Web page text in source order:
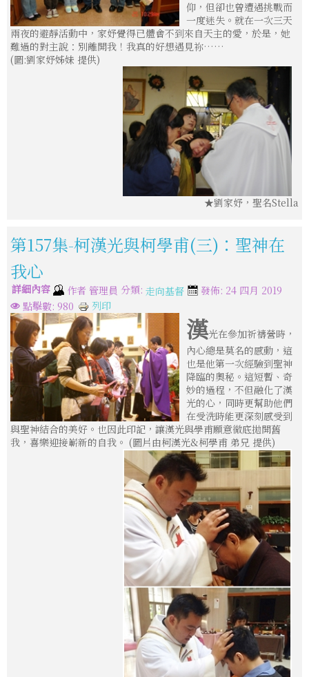
仰，但卻也曾遭遇挑戰而
一度迷失。就在一次三天
兩夜的避靜活動中，家妤覺得已體會不到來自天主的愛，於是，她
難過的對主說：別離開我！我真的好想遇見祢……
(圖:劉家妤姊妹 提供)
★劉家妤，聖名Stella
第157集-柯漢光與柯學甫(三)：聖神在
我心
詳細內容 作者 管理員 分類: 走向基督
發佈: 24 四月 2019
點擊數: 980
列印
漢光在參加祈禱營時，
內心總是莫名的感動，這
也是他第一次經驗到聖神
降臨的奧秘。這短暫、奇
妙的過程，不但融化了漢
光的心，同時更幫助他們
在受洗時能更深刻感受到
與聖神結合的美好。也因此印記，讓漢光與學甫願意徹底拋開舊
我，喜樂迎接嶄新的自我。 (圖片由柯漢光&柯學甫 弟兄 提供)